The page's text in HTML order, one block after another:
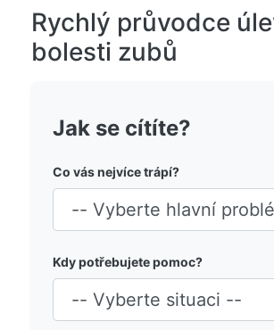
Rychlý průvodce
bolesti zubů
Jak se cítíte?
Co vás nejvíce trápí?
Kdy potřebujete pomoc?